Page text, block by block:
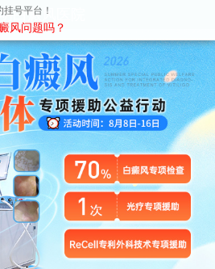
白癜风医院
号平台！
风问题吗？